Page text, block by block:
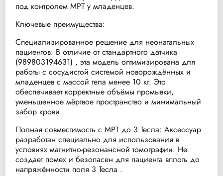
под контролем МРТ у младенцев.
Ключевые преимущества:
Специализированное решение для неонатальных
пациентов: В отличие от стандартного датчика
(989803194631) , эта модель оптимизирована для
работы с сосудистой системой новорождённых и
младенцев с массой тела менее 10 кг. Это
обеспечивает корректные объёмы промывки,
уменьшенное мёртвое пространство и минимальный
забор крови.
Полная совместимость с МРТ до 3 Тесла: Аксессуар
разработан специально для использования в
условиях магнитно-резонансной томографии. Не
создает помех и безопасен для пациента вплоть до
напряжённости поля 3 Тесла .